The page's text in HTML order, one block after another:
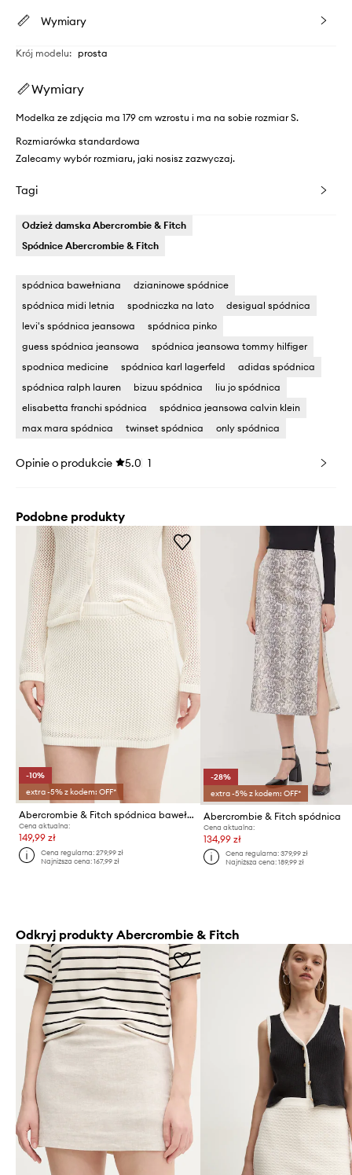
Wymiary
Krój modelu: prosta
Wymiary
Modelka ze zdjęcia ma 179 cm wzrostu i ma na sobie rozmiar S.
Rozmiarówka standardowa
Zalecamy wybór rozmiaru, jaki nosisz zazwyczaj.
Tagi
Odzież damska Abercrombie & Fitch
Spódnice Abercrombie & Fitch
spódnica bawełniana
dzianinowe spódnice
spódnica midi letnia
spodniczka na lato
desigual spódnica
levi's spódnica jeansowa
spódnica pinko
guess spódnica jeansowa
spódnica jeansowa tommy hilfiger
spodnica medicine
spódnica karl lagerfeld
adidas spódnica
spódnica ralph lauren
bizuu spódnica
liu jo spódnica
elisabetta franchi spódnica
spódnica jeansowa calvin klein
max mara spódnica
twinset spódnica only spódnica
Opinie o produkcie 5.0 1
Podobne produkty
-10%
extra -5% z kodem: OFF*
Abercrombie & Fitch spódnica bawełniana
Cena aktualna:
149,99 zł
Cena regularna:279,99 zł
Najniższa cena:167,99 zł
-28%
extra -5% z kodem: OFF*
Abercrombie & Fitch spódnica
Cena aktualna:
134,99 zł
Cena regularna: 379,99 zł
Najniższa cena: 189,99 zł
Odkryj produkty Abercrombie & Fitch